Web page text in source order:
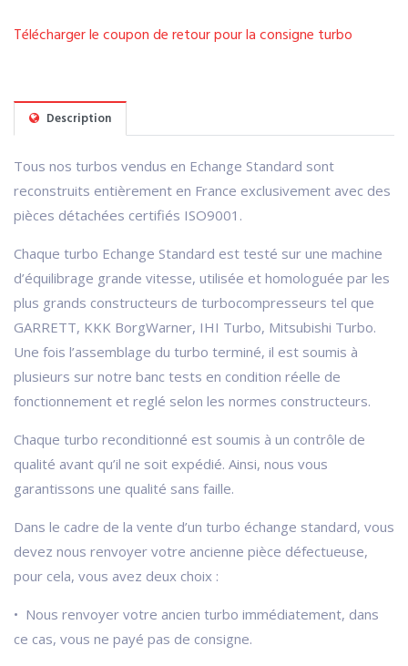
Télécharger le coupon de retour pour la consigne turbo
Description
Tous nos turbos vendus en Echange Standard sont
reconstruits entièrement en France exclusivement avec des
pièces détachées certifiés ISO9001.
Chaque turbo Echange Standard est testé sur une machine
d’équilibrage grande vitesse, utilisée et homologuée par les
plus grands constructeurs de turbocompresseurs tel que
GARRETT, KKK BorgWarner, IHI Turbo, Mitsubishi Turbo.
Une fois l’assemblage du turbo terminé, il est soumis à
plusieurs sur notre banc tests en condition réelle de
fonctionnement et reglé selon les normes constructeurs.
Chaque turbo reconditionné est soumis à un contrôle de
qualité avant qu’il ne soit expédié. Ainsi, nous vous
garantissons une qualité sans faille.
Dans le cadre de la vente d’un turbo échange standard, vous
devez nous renvoyer votre ancienne pièce défectueuse,
pour cela, vous avez deux choix :
• Nous renvoyer votre ancien turbo immédiatement, dans
ce cas, vous ne payé pas de consigne.